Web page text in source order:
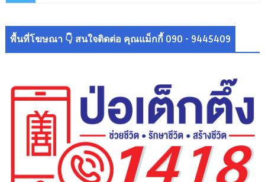
พื้นที่โฆษณา 👇 สนใจติดต่อ คุณแม็กกี้ 090 - 9445409